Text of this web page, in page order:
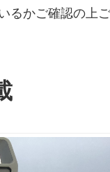
るかご確認の上